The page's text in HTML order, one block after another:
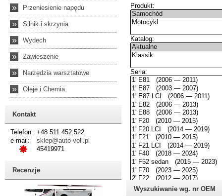
» Przeniesienie napędu
» Silnik i skrzynia
» Wydech
» Zawieszenie
» Narzędzia warsztatowe
» Oleje i Chemia
Kontakt
Telefon: +48 511 452 522
e-mail:
sklep@auto-voll.pl
45419971
Recenzje
Wyszukiwanie wg. nr OEM